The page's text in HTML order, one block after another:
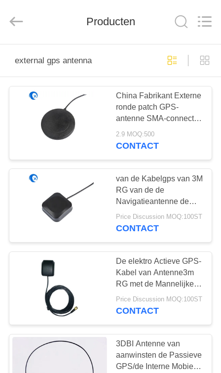
PRODUCTEN
ONGEVEER
FABRIEKSREIS
KWALITEITSCONTROLE
CONTACTEER
ONS
NIEUWS
GEVALLEN
VR
SITEMAP
Co.,
Reserved.
Producten
external gps antenna
China Fabrikant Externe
ronde patch GPS-
antenne SMA-connector
3m kabel
2.9 MOQ:500
CONTACT
van de Kabelgps van 3M
RG van de de
Navigatieantenne de
Antenne van Trimble
GPS voor
Price Discussion MOQ:100ST
CONTACT
De elektro Actieve GPS-
Kabel van Antenne3m
RG met de Mannelijke
Schakelaar van SMA
Price Discussion MOQ:100ST
CONTACT
3DBI Antenne van
aanwinsten de Passieve
GPS/de Interne Mobiele